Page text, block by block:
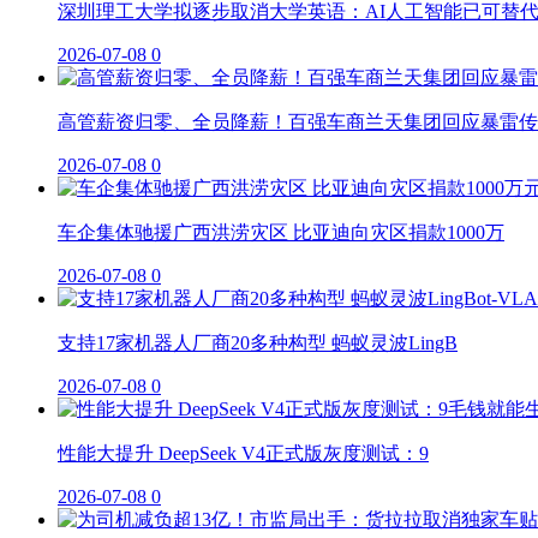
深圳理工大学拟逐步取消大学英语：AI人工智能已可替代
2026-07-08 0
高管薪资归零、全员降薪！百强车商兰天集团回应暴雷
2026-07-08 0
车企集体驰援广西洪涝灾区 比亚迪向灾区捐款1000万
2026-07-08 0
支持17家机器人厂商20多种构型 蚂蚁灵波LingB
2026-07-08 0
性能大提升 DeepSeek V4正式版灰度测试：9
2026-07-08 0